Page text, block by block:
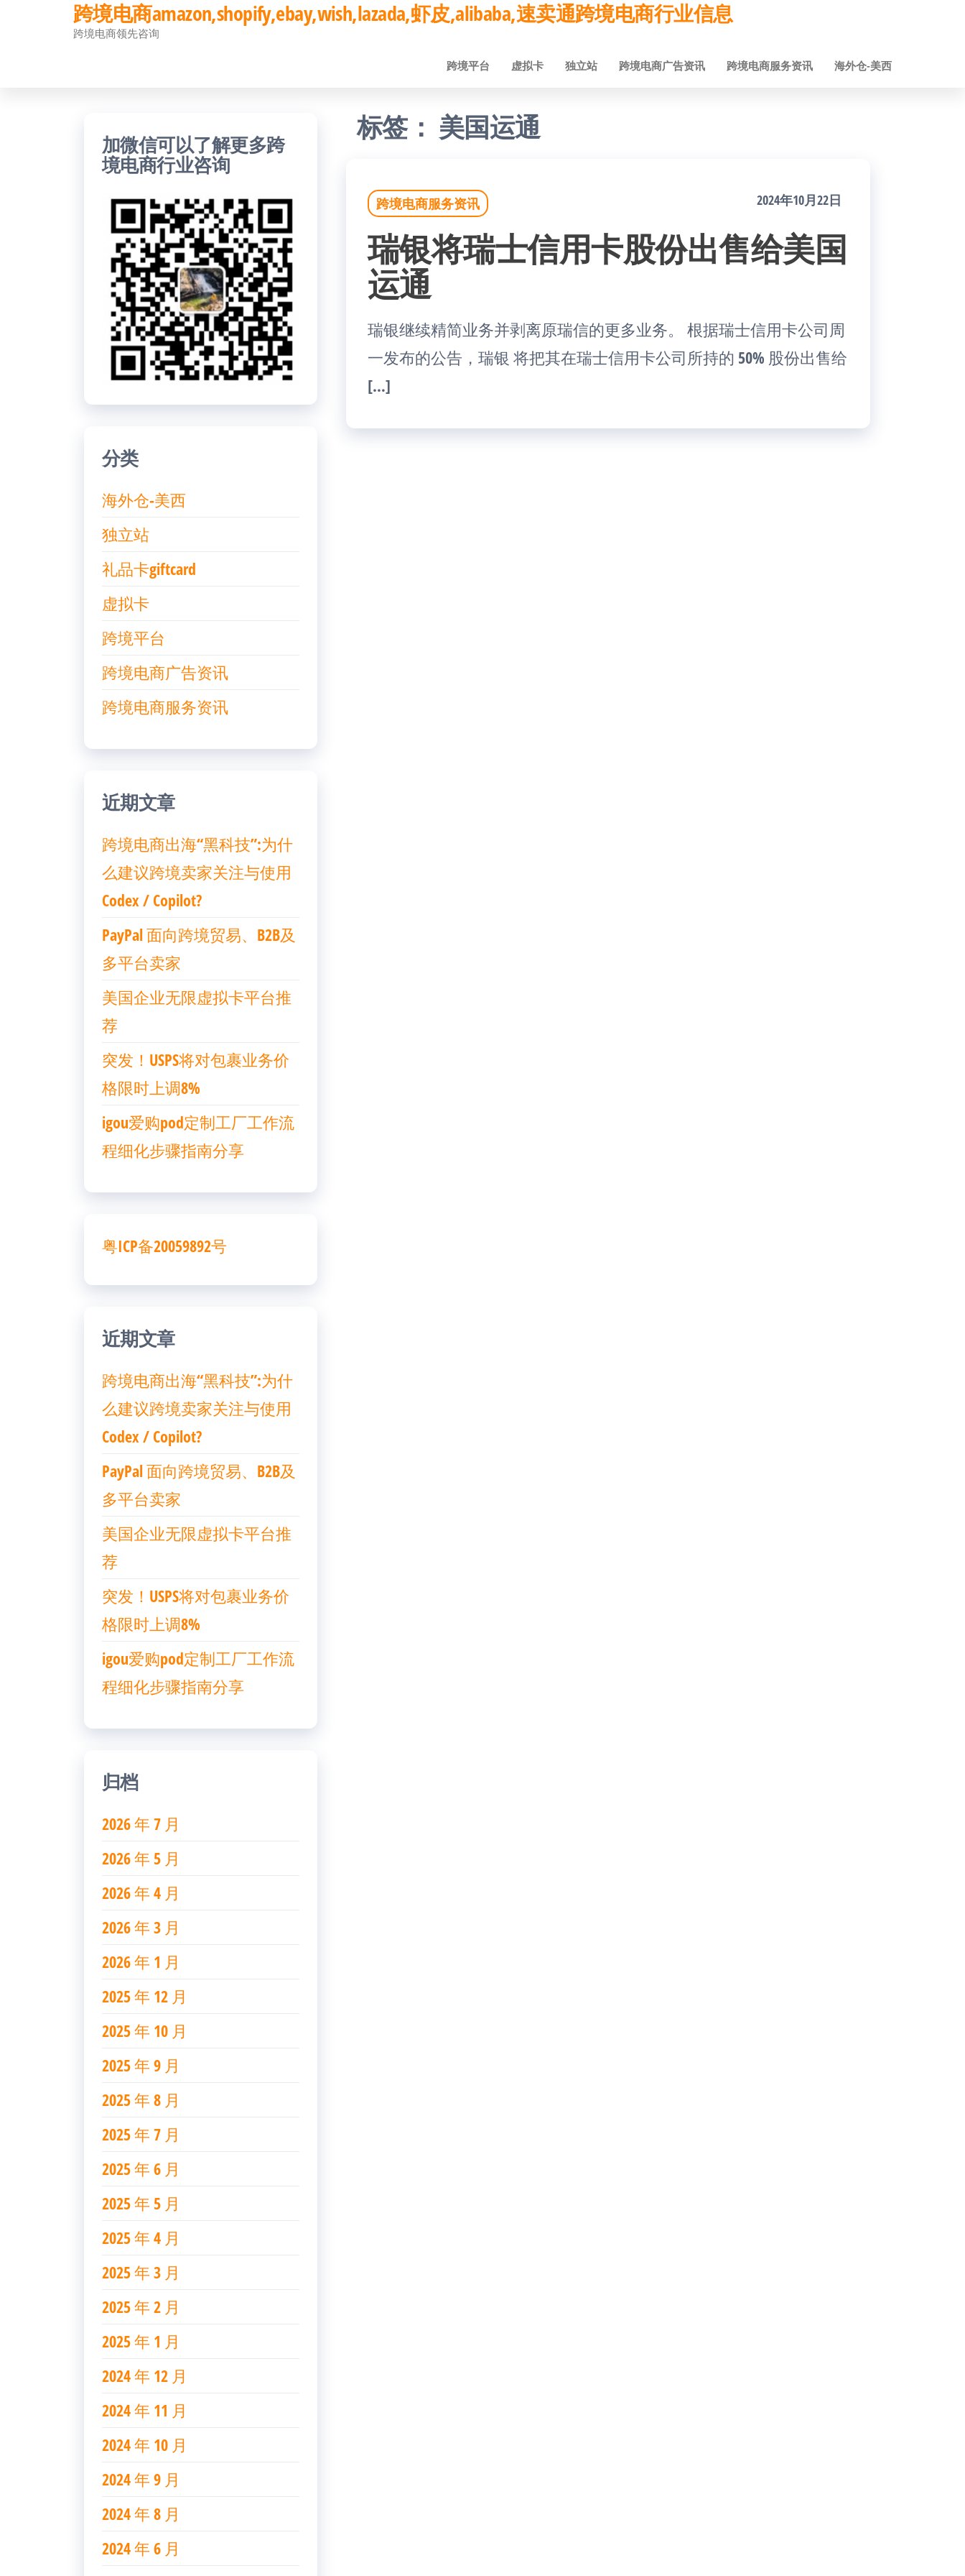
跨境电商amazon,shopify,ebay,wish,lazada,虾皮,alibaba,速卖通跨境电商行业信息
跨境电商领先咨询
跨境平台 虚拟卡 独立站 跨境电商广告资讯 跨境电商服务资讯 海外仓-美西
标签： 美国运通
跨境电商服务资讯 2024年10月22日
瑞银将瑞士信用卡股份出售给美国
运通
瑞银继续精简业务并剥离原瑞信的更多业务。 根据瑞士信用卡公司周
一发布的公告，瑞银 将把其在瑞士信用卡公司所持的 50% 股份出售给
[…]
加微信可以了解更多跨
境电商行业咨询
分类
海外仓-美西
独立站
礼品卡giftcard
虚拟卡
跨境平台
跨境电商广告资讯
跨境电商服务资讯
近期文章
跨境电商出海“黑科技”:为什
么建议跨境卖家关注与使用
Codex / Copilot?
PayPal 面向跨境贸易、B2B及
多平台卖家
美国企业无限虚拟卡平台推
荐
突发！USPS将对包裹业务价
格限时上调8%
igou爱购pod定制工厂工作流
程细化步骤指南分享
粤ICP备20059892号
近期文章
跨境电商出海“黑科技”:为什
么建议跨境卖家关注与使用
Codex / Copilot?
PayPal 面向跨境贸易、B2B及
多平台卖家
美国企业无限虚拟卡平台推
荐
突发！USPS将对包裹业务价
格限时上调8%
igou爱购pod定制工厂工作流
程细化步骤指南分享
归档
2026 年 7 月
2026 年 5 月
2026 年 4 月
2026 年 3 月
2026 年 1 月
2025 年 12 月
2025 年 10 月
2025 年 9 月
2025 年 8 月
2025 年 7 月
2025 年 6 月
2025 年 5 月
2025 年 4 月
2025 年 3 月
2025 年 2 月
2025 年 1 月
2024 年 12 月
2024 年 11 月
2024 年 10 月
2024 年 9 月
2024 年 8 月
2024 年 6 月